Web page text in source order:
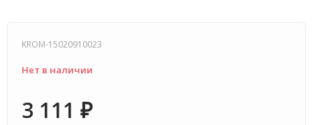
KROM-15020910023
Нет в наличии
3 111 ₽